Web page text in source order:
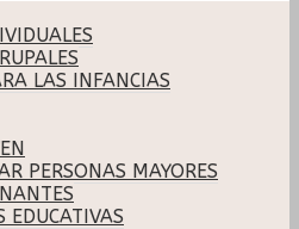
LAS INFANCIAS
PERSONAS MAYORES
EDUCATIVAS